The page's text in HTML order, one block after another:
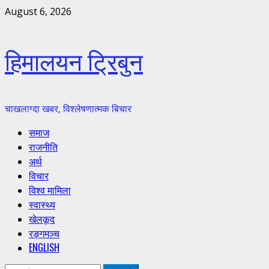
Skip
August 6, 2026
हिमालयन ट्रिबुन
चाखलाग्दा खबर, विश्लेषणात्मक बिचार
Primary
Menu
समाज
राजनीति
अर्थ
विचार
विश्व मामिला
स्वास्थ्य
खेलकूद
रङ्गमञ्च
ENGLISH